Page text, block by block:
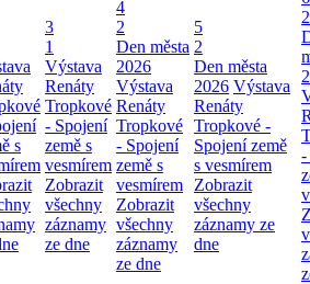
s
3
1
Výstava
Renáty
Tropkové
- Spojení
země s
vesmírem
Zobrazit
všechny
záznamy
ze dne
4
2
Den města
2026
Výstava
Renáty
Tropkové
- Spojení
země s
vesmírem
Zobrazit
všechny
záznamy
ze dne
5
2
Den města
2026 Výstava
Renáty
Tropkové -
Spojení země
s vesmírem
Zobrazit
všechny
záznamy ze
dne
2
-